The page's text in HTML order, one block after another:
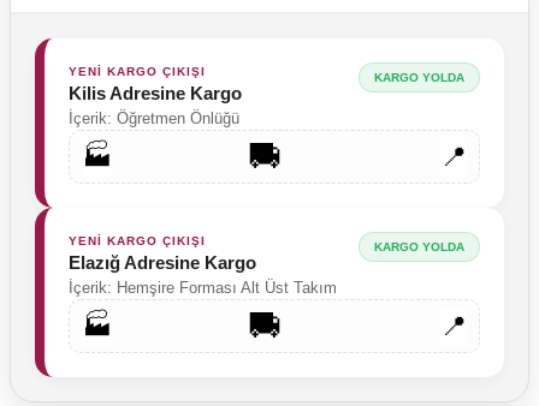
YENİ KARGO ÇIKIŞI
Kilis Adresine Kargo
İçerik: Öğretmen Önlüğü
KARGO YOLDA
🏭 🚚 📍
YENİ KARGO ÇIKIŞI
Elazığ Adresine Kargo
İçerik: Hemşire Forması Alt Üst Takım
KARGO YOLDA
🏭 🚚 📍